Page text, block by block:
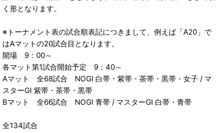
く形となります。
※トーナメント表の試合順表記につきまして、例えば「A20」で
はAマットの20試合目となります。
開場 9：00～
各マット第1試合開始予定 9：40～
Aマット 全68試合 NOGI 白帯・紫帯・茶帯・黒帯・女子 / マ
スターGI 紫帯・茶帯・黒帯
Bマット 全66試合 NOGI 青帯 / マスターGI 白帯・青帯
全134試合